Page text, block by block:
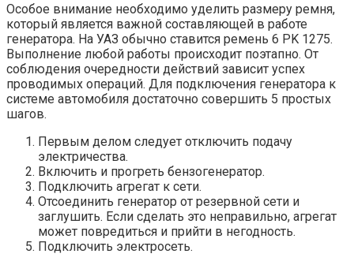
Особое внимание необходимо уделить размеру ремня,
который является важной составляющей в работе
генератора. На УАЗ обычно ставится ремень 6 РK 1275.
Выполнение любой работы происходит поэтапно. От
соблюдения очередности действий зависит успех
проводимых операций. Для подключения генератора к
системе автомобиля достаточно совершить 5 простых
шагов.
Первым делом следует отключить подачу
электричества.
Включить и прогреть бензогенератор.
Подключить агрегат к сети.
Отсоединить генератор от резервной сети и
заглушить. Если сделать это неправильно, агрегат
может повредиться и прийти в негодность.
Подключить электросеть.